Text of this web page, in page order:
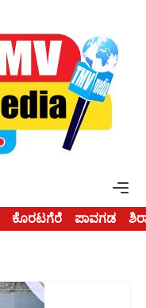
ಕೊರಟಗೆರೆ ಪಾವಗಡ